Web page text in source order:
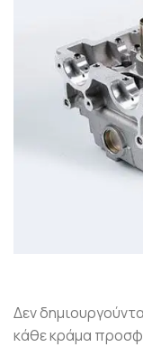
Δεν
κάθε κράμα